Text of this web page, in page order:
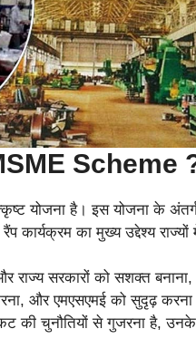
Scheme
योजना है। इस योजना के
कार्यक्रम का मुख्य उद्देश्य
राज्य सरकारों को सशक्त
और एमएसएमई को सुदृढ़ करना
की चुनौतियों से गुजरना है,